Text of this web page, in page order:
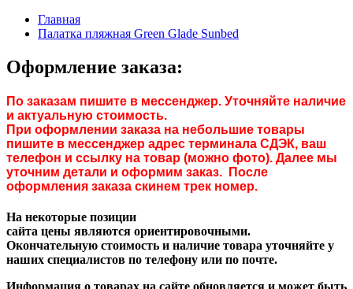
Главная
Палатка пляжная Green Glade Sunbed
Оформление заказа:
По заказам пишите в мессенджер. Уточняйте наличие
и актуальную стоимость.
При оформлении заказа на небольшие товары
пишите в мессенджер адрес терминала СДЭК, ваш
телефон и ссылку на товар (можно фото). Далее мы
уточним детали и оформим заказ. После
оформления заказа скинем трек номер.
На некоторые позиции
сайта цены являются ориентировочными.
Окончательную стоимость и наличие товара уточняйте у
наших специалистов по телефону или по почте.